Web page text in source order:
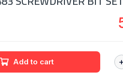
Add to cart